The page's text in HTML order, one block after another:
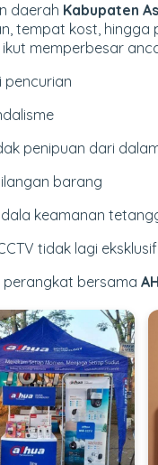
daerah Kabupaten
tempat kost, hingga
ikut memperbesar
pencurian
penipuan dari
barang
keamanan
tidak lagi
perangkat bersama